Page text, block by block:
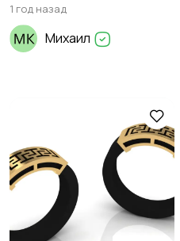
1 год назад
Михаил